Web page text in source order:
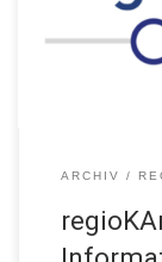
ARCHIV